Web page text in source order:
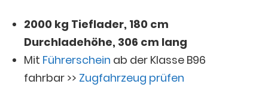
2000 kg Tieflader, 180 cm
Durchladehöhe, 306 cm lang
Mit Führerschein ab der Klasse B96
fahrbar >> Zugfahrzeug prüfen